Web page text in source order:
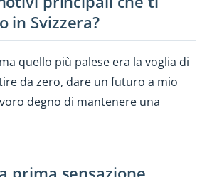
in Svizzera?
quello più palese era la voglia di
da zero, dare un futuro a mio
degno di mantenere una